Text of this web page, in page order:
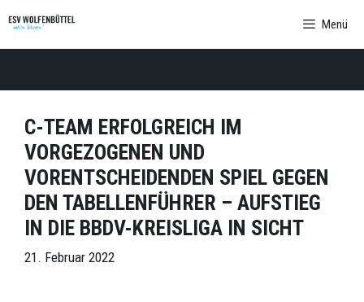
Inhalt
springen
Menü
C-TEAM ERFOLGREICH IM
VORGEZOGENEN UND
VORENTSCHEIDENDEN SPIEL GEGEN
DEN TABELLENFÜHRER – AUFSTIEG
IN DIE BBDV-KREISLIGA IN SICHT
21. Februar 2022